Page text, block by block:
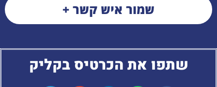
שמור איש קשר +
שתפו את הכרטיס בקליק